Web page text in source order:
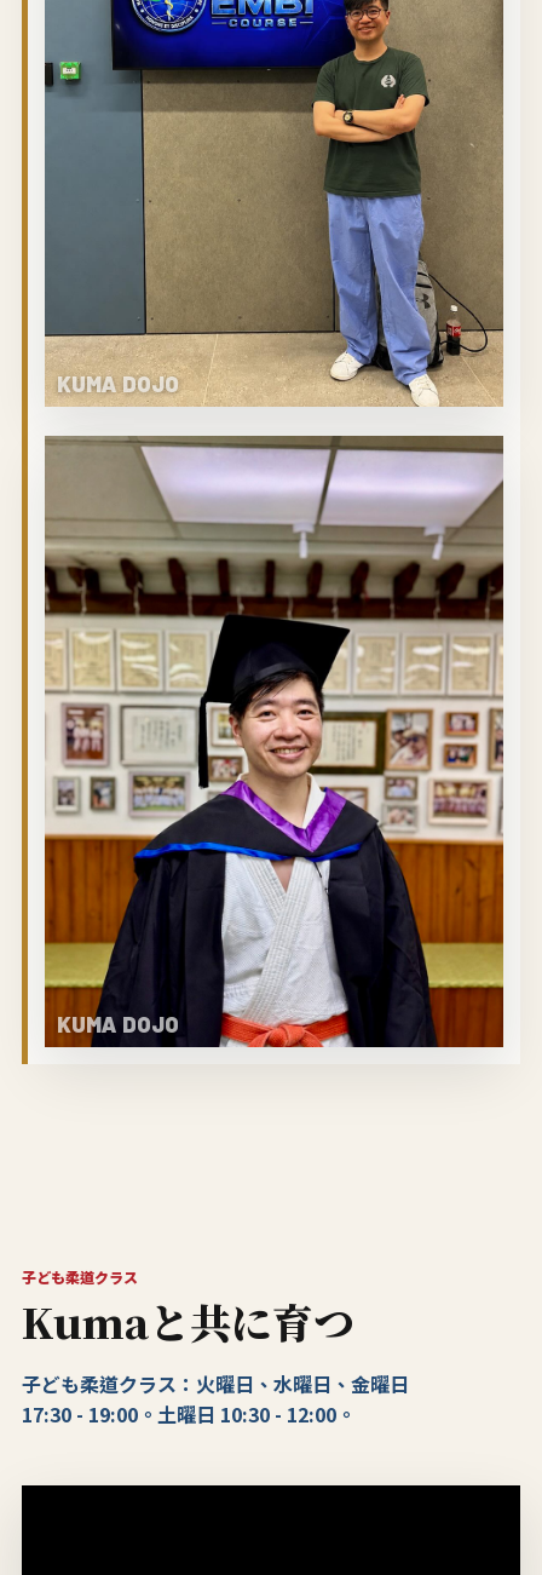
子ども柔道クラス
Kumaと共に育つ
子ども柔道クラス：火曜日、水曜日、金曜日
17:30 - 19:00。土曜日 10:30 - 12:00。